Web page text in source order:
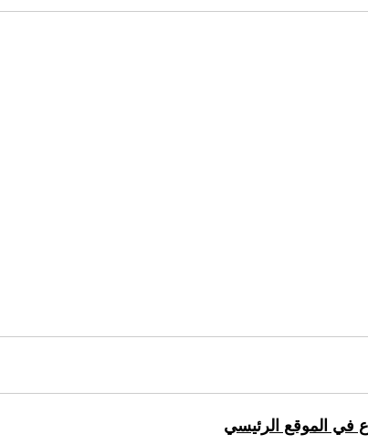
في الموقع الرئيسي